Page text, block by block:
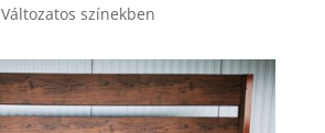
Változatos színekben